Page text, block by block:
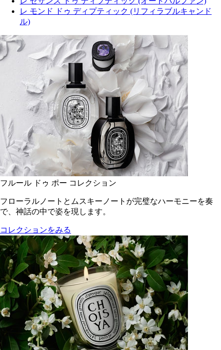
レ モンド ドゥ ディプティック (リフィラブルキャンド
ル)
フルール ドゥ ポー コレクション
フローラルノートとムスキーノートが完璧なハーモニーを奏
で、神話の中で姿を現します。
コレクションをみる